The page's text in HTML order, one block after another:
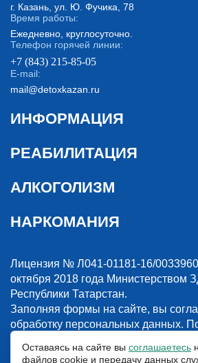
г. Казань, ул. Ю. Фучика, 78
Время работы:
Ежедневно, круглосуточно.
Телефон горячей линии:
+7 (843) 215-85-05
E-mail:
mail@detoxkazan.ru
ИНФОРМАЦИЯ
РЕАБИЛИТАЦИЯ
АЛКОГОЛИЗМ
НАРКОМАНИЯ
Лицензия № Л041-01181-16/
октября 2018 года Министерством
Республики Татарстан.
Заполняя формы на сайте, вы
обработку персональных данных.
Оставаясь на сайте вы соглашаетесь
файлов cookie и передачу данных